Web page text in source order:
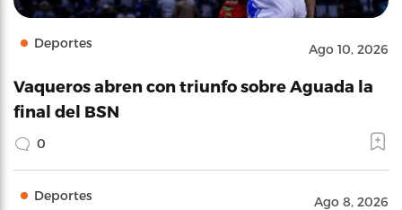
Deportes Ago 10, 2026
Vaqueros abren con triunfo sobre Aguada la
final del BSN
0
Deportes Ago 8, 2026